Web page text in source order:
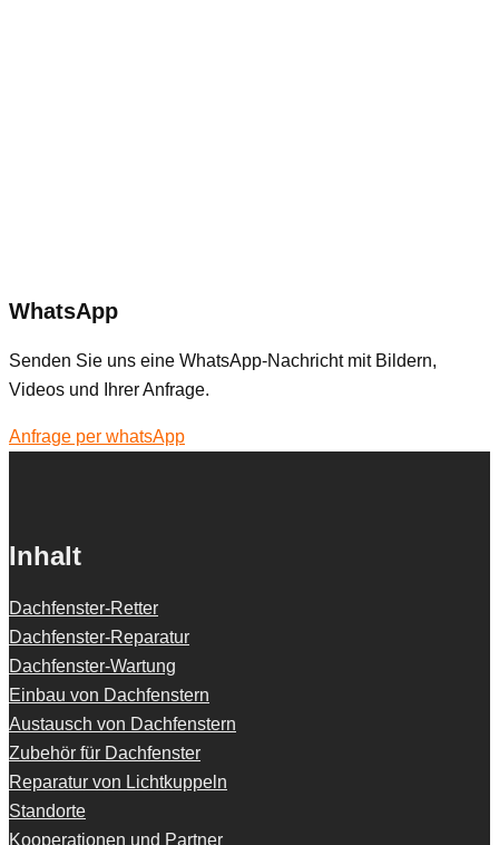
WhatsApp
Senden Sie uns eine WhatsApp-Nachricht mit Bildern,
Videos und Ihrer Anfrage.
Anfrage per whatsApp
Inhalt
Dachfenster-Retter
Dachfenster-Reparatur
Dachfenster-Wartung
Einbau von Dachfenstern
Austausch von Dachfenstern
Zubehör für Dachfenster
Reparatur von Lichtkuppeln
Standorte
Kooperationen und Partner